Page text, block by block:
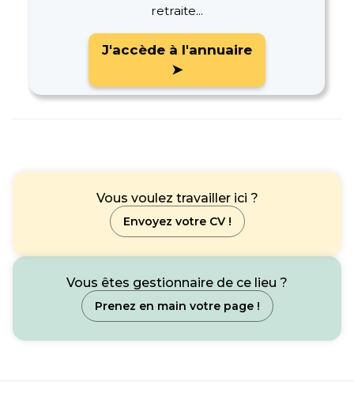
retraite...
J'accède à l'annuaire
➤
Vous voulez travailler ici ?
Envoyez votre CV !
Vous êtes gestionnaire de ce lieu ?
Prenez en main votre page !